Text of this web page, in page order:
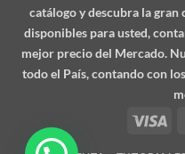
catálogo y descubra la
disponibles para usted,
mejor precio del Mercado.
todo el País, contando con